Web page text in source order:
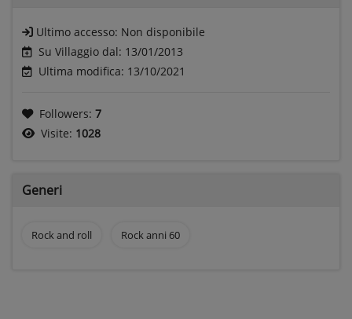
Ultimo accesso: Non disponibile
Su Villaggio dal: 13/01/2013
Ultima modifica: 13/10/2021
Followers: 7
Visite: 1028
Generi
Rock and roll Rock anni 60